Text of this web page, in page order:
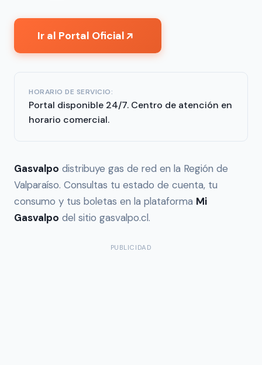
Ir al Portal Oficial↗
HORARIO DE SERVICIO:
Portal disponible 24/7. Centro de atención en
horario comercial.
Gasvalpo distribuye gas de red en la Región de
Valparaíso. Consultas tu estado de cuenta, tu
consumo y tus boletas en la plataforma Mi
Gasvalpo del sitio gasvalpo.cl.
PUBLICIDAD